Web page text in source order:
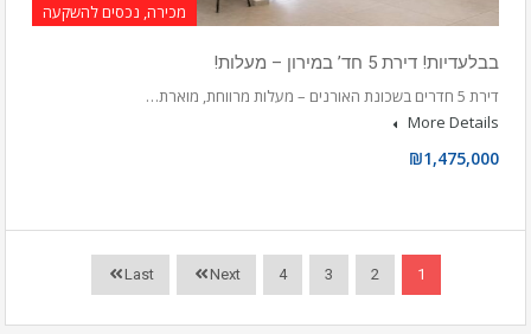
מכירה, נכסים להשקעה
בבלעדיות! דירת 5 חד’ במירון – מעלות!
דירת 5 חדרים בשכונת האורנים – מעלות מרווחת, מוארת…
More Details
₪1,475,000
1
2
3
4
Next
Last